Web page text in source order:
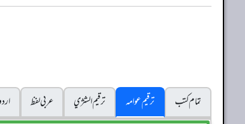
تمام کتب
ترقیم عوامہ ترقيم الشژي عربی لفظ